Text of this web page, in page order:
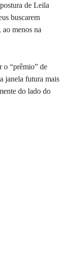
de Leila
buscarem
menos na
o “prêmio” de
janela futura mais
do lado do